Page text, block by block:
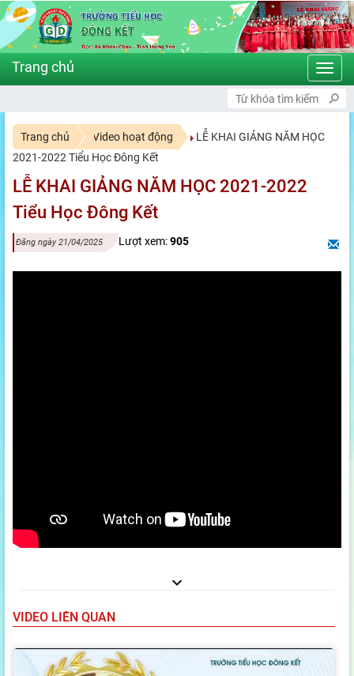
CHÀO MỪNG BẠN ĐẾN VỚI
Trang chủ Video hoạt động
LỄ KHAI GIẢNG NĂM HỌC
2021-2022 Tiểu Học Đông Kết
LỄ KHAI GIẢNG NĂM HỌC 2021-2022
Tiểu Học Đông Kết
Đăng ngày 21/04/2025 Lượt xem:905
VIDEO LIÊN QUAN